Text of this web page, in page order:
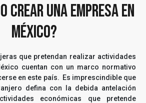
crear una empresa en
México?
que pretendan realizar actividades
cuentan con un marco normativo
en este país. Es imprescindible que
defina con la debida antelación
económicas que pretende